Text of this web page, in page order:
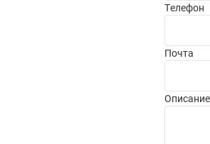
Телефон
Почта
Описание